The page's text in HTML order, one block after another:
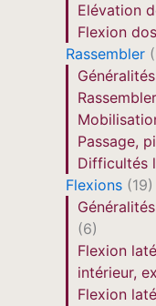
Elévation
Flexion
Rassembler
Passage,
Difficultés
Flexions (19)
(6)
Flexion
intérieur,
Flexion